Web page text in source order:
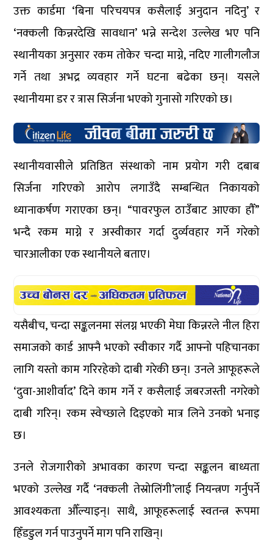
उक्त कार्डमा ‘बिना परिचयपत्र कसैलाई अनुदान नदिनु’ र
‘नक्कली किन्नरदेखि सावधान’ भन्ने सन्देश उल्लेख भए पनि
स्थानीयका अनुसार रकम तोकेर चन्दा माग्ने, नदिए गालीगलौज
गर्ने तथा अभद्र व्यवहार गर्ने घटना बढेका छन्। यसले
स्थानीयमा डर र त्रास सिर्जना भएको गुनासो गरिएको छ।
स्थानीयवासीले प्रतिष्ठित संस्थाको नाम प्रयोग गरी दबाब
सिर्जना गरिएको आरोप लगाउँदै सम्बन्धित निकायको
ध्यानाकर्षण गराएका छन्। “पावरफुल ठाउँबाट आएका हौँ”
भन्दै रकम माग्ने र अस्वीकार गर्दा दुर्व्यवहार गर्ने गरेको
चारआलीका एक स्थानीयले बताए।
यसैबीच, चन्दा सङ्कलनमा संलग्न भएकी मेघा किन्नरले नील हिरा
समाजको कार्ड आफ्नै भएको स्वीकार गर्दै आफ्नो पहिचानका
लागि यस्तो काम गरिरहेको दाबी गरेकी छन्। उनले आफूहरूले
‘दुवा-आशीर्वाद’ दिने काम गर्ने र कसैलाई जबरजस्ती नगरेको
दाबी गरिन्। रकम स्वेच्छाले दिइएको मात्र लिने उनको भनाइ
छ।
उनले रोजगारीको अभावका कारण चन्दा सङ्कलन बाध्यता
भएको उल्लेख गर्दै ‘नक्कली तेस्रोलिंगी’लाई नियन्त्रण गर्नुपर्ने
आवश्यकता औँल्याइन्। साथै, आफूहरूलाई स्वतन्त्र रूपमा
हिँडडुल गर्न पाउनुपर्ने माग पनि राखिन्।